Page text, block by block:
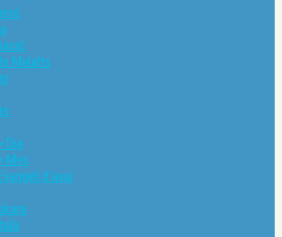
Malalts
Dia
Mes
d’avui